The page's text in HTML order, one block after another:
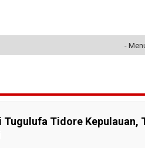
-
Tugulufa Tidore Kepulauan,